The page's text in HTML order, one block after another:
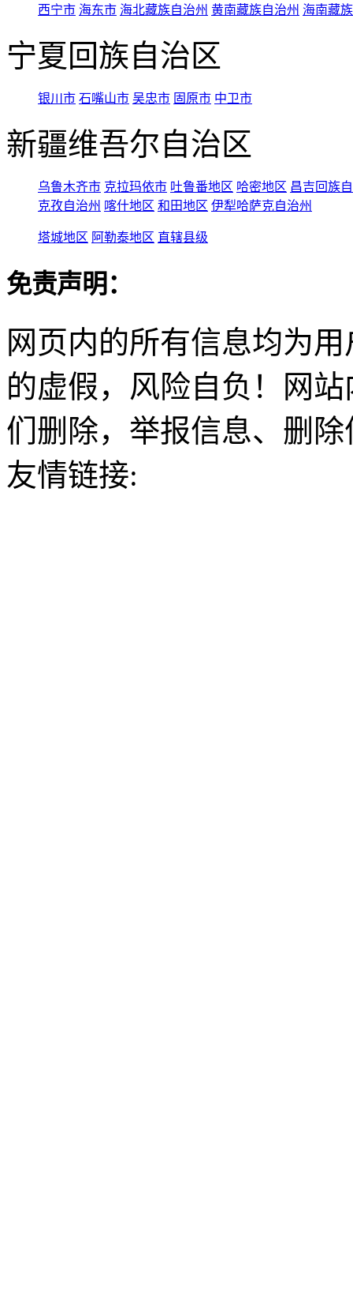
西宁市 海东市 海北藏族自治州 黄南藏族自治州 海南藏
宁夏回族自治区
银川市 石嘴山市 吴忠市 固原市 中卫市
新疆维吾尔自治区
乌鲁木齐市 克拉玛依市 吐鲁番地区 哈密地区 昌吉回族
克孜自治州 喀什地区 和田地区 伊犁哈萨克自治州
塔城地区 阿勒泰地区 直辖县级
免责声明：
网页内的所有信息均为
的虚假，风险自负！网
们删除，举报信息、删
友情链接: